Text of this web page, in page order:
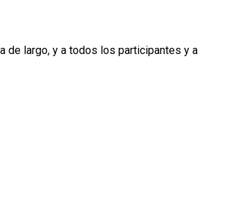
de largo, y a todos los participantes y a